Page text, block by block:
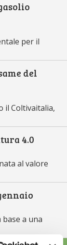
per il
del
il Coltivaitalia,
4.0
al valore
base a una